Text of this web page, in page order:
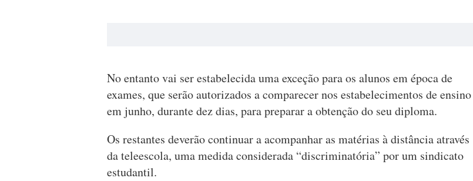
No entanto vai ser estabelecida uma exceção para os alunos em época de
exames, que serão autorizados a comparecer nos estabelecimentos de ensino
em junho, durante dez dias, para preparar a obtenção do seu diploma.
Os restantes deverão continuar a acompanhar as matérias à distância através
da teleescola, uma medida considerada “discriminatória” por um sindicato
estudantil.